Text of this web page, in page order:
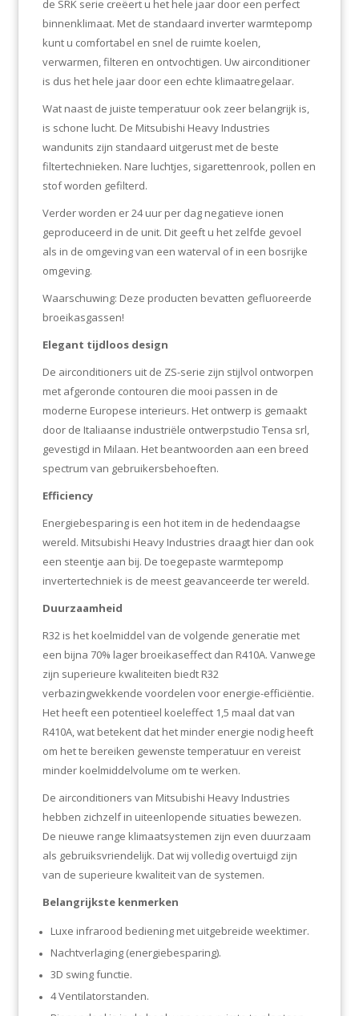
de SRK serie creëert u het hele jaar door een perfect
binnenklimaat. Met de standaard inverter warmtepomp
kunt u comfortabel en snel de ruimte koelen,
verwarmen, filteren en ontvochtigen. Uw airconditioner
is dus het hele jaar door een echte klimaatregelaar.
Wat naast de juiste temperatuur ook zeer belangrijk is,
is schone lucht. De Mitsubishi Heavy Industries
wandunits zijn standaard uitgerust met de beste
filtertechnieken. Nare luchtjes, sigarettenrook, pollen en
stof worden gefilterd.
Verder worden er 24 uur per dag negatieve ionen
geproduceerd in de unit. Dit geeft u het zelfde gevoel
als in de omgeving van een waterval of in een bosrijke
omgeving.
Waarschuwing: Deze producten bevatten gefluoreerde
broeikasgassen!
Elegant tijdloos design
De airconditioners uit de ZS-serie zijn stijlvol ontworpen
met afgeronde contouren die mooi passen in de
moderne Europese interieurs. Het ontwerp is gemaakt
door de Italiaanse industriële ontwerpstudio Tensa srl,
gevestigd in Milaan. Het beantwoorden aan een breed
spectrum van gebruikersbehoeften.
Efficiency
Energiebesparing is een hot item in de hedendaagse
wereld. Mitsubishi Heavy Industries draagt hier dan ook
een steentje aan bij. De toegepaste warmtepomp
invertertechniek is de meest geavanceerde ter wereld.
Duurzaamheid
R32 is het koelmiddel van de volgende generatie met
een bijna 70% lager broeikaseffect dan R410A. Vanwege
zijn superieure kwaliteiten biedt R32
verbazingwekkende voordelen voor energie-efficiëntie.
Het heeft een potentieel koeleffect 1,5 maal dat van
R410A, wat betekent dat het minder energie nodig heeft
om het te bereiken gewenste temperatuur en vereist
minder koelmiddelvolume om te werken.
De airconditioners van Mitsubishi Heavy Industries
hebben zichzelf in uiteenlopende situaties bewezen.
De nieuwe range klimaatsystemen zijn even duurzaam
als gebruiksvriendelijk. Dat wij volledig overtuigd zijn
van de superieure kwaliteit van de systemen.
Belangrijkste kenmerken
Luxe infrarood bediening met uitgebreide weektimer.
Nachtverlaging (energiebesparing).
3D swing functie.
4 Ventilatorstanden.